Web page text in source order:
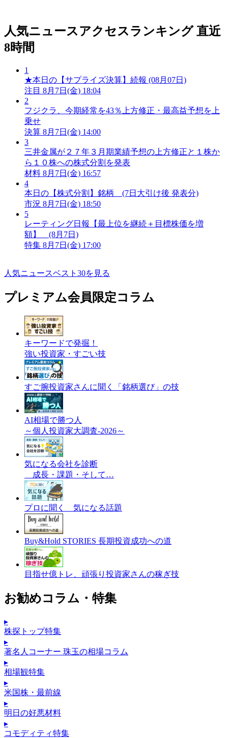
人気ニュースアクセスランキング 直近
8時間
1
★本日の【サプライズ決算】続報 (08月07日)
注目 8月7日(金) 18:04
2
フジクラ、今期経常を43％上方修正・最高益予想を上
乗せ
決算 8月7日(金) 14:00
3
三井金属が２７年３月期業績予想の上方修正と１株か
ら１０株への株式分割を発表
材料 8月7日(金) 16:57
4
本日の【株式分割】銘柄 (7日大引け後 発表分)
市況 8月7日(金) 18:50
5
レーティング日報【最上位を継続＋目標株価を増
額】 (8月7日)
特集 8月7日(金) 17:00
人気ニュースベスト30を見る
プレミアム会員限定コラム
キーワードで発掘！
強い投資家・すごい技
すご腕投資家さんに聞く「銘柄選び」の技
AI相場で勝つ人
～個人投資家大調査-2026～
気になる会社を診断
成長・課題・そして…
プロに聞く 気になる話題
Buy&Hold STORIES 長期投資成功への道
目指せ億トレ、頑張り投資家さんの稼ぎ技
お勧めコラム・特集
▸
株探トップ特集
▸
著名人コーナー 珠玉の相場コラム
▸
相場観特集
▸
米国株・最前線
▸
明日の好悪材料
▸
コモディティ特集